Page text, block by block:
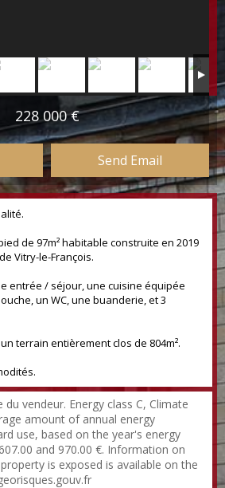
228 000 €
Send Email
de 97m² habitable construite en 2019
Vitry-le-François.
entrée / séjour, une cuisine équipée
un WC, une buanderie, et 3
terrain entièrement clos de 804m².
vendeur. Energy class C, Climate
amount of annual energy
use, based on the year's energy
and 970.00 €. Information on
is exposed is available on the